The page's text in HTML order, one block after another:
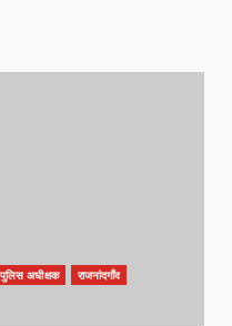
पुलिस अधीक्षक
राजनांदगाँव
का रोप-वे टूटा, महिला